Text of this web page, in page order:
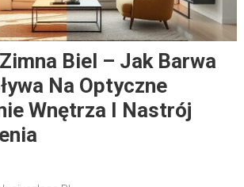
Biel – Jak Barwa
Na Optyczne
Wnętrza I Nastrój